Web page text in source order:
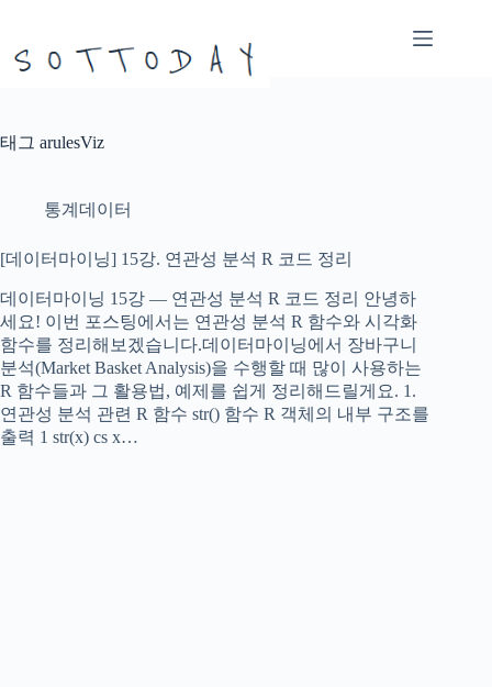
으
뛰
태그 arulesViz
통계데이터
[데이터마이닝] 15강. 연관성 분석 R 코드 정리
데이터마이닝 15강 — 연관성 분석 R 코드 정리 안녕하
세요! 이번 포스팅에서는 연관성 분석 R 함수와 시각화
함수를 정리해보겠습니다.데이터마이닝에서 장바구니
분석(Market Basket Analysis)을 수행할 때 많이 사용하는
R 함수들과 그 활용법, 예제를 쉽게 정리해드릴게요. 1.
연관성 분석 관련 R 함수 str() 함수 R 객체의 내부 구조를
출력 1 str(x) cs x…